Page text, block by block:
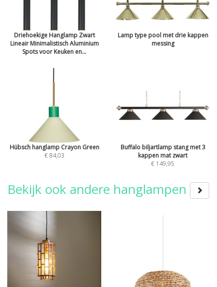
Driehoekige Hanglamp Zwart
Lineair Minimalistisch Aluminium
Spots voor Keuken en...
Lamp type pool met drie kappen
messing
Hübsch hanglamp Crayon Green
€ 84,03
Buffalo biljartlamp stang met 3
kappen mat zwart
€ 149,95
Bekijk ook andere hanglampen